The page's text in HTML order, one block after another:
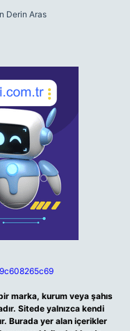
Derin Aras
marka, kurum veya şahıs
Sitede yalnızca kendi
Burada yer alan içerikler